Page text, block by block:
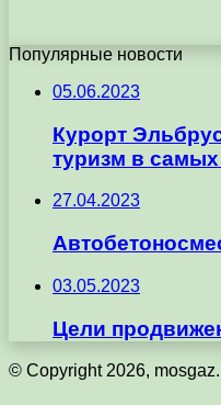
Популярные новости
05.06.2023
Курорт
туризм в
27.04.2023
03.05.2023
Цели
© Copyright 2026,